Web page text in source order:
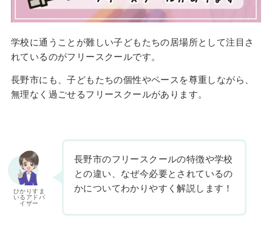
学校に通うことが難しい子どもたちの居場所として注目さ
れているのがフリースクールです。
長野市にも、子どもたちの個性やペースを尊重しながら、
無理なく過ごせるフリースクールがあります。
ひかりすま
いるアドバ
イザー
長野市のフリースクールの特徴や学校
との違い、なぜ今必要とされているの
かについてわかりやすく解説します！